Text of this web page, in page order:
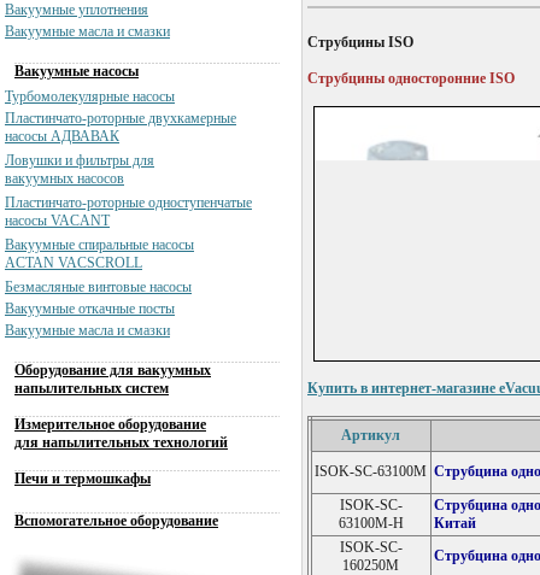
Вакуумные уплотнения
Вакуумные масла и смазки
Вакуумные насосы
Турбомолекулярные насосы
Пластинчато-роторные двухкамерные
насосы АДВАВАК
Ловушки и фильтры для
вакуумных насосов
Пластинчато-роторные одноступенчатые
насосы VACANT
Вакуумные спиральные насосы
ACTAN VACSCROLL
Безмасляные винтовые насосы
Вакуумные откачные посты
Вакуумные масла и смазки
Оборудование для вакуумных
напылительных систем
Измерительное оборудование
для напылительных технологий
Печи и термошкафы
Вспомогательное оборудование
Струбцины ISO
Струбцины односторонние ISO
Купить в интернет-магазине
Артикул
ISOK-SC-63100M Струбцина
ISOK-SC-
63100M-H
Струбцина
Китай
ISOK-SC-
160250M
Струбцина